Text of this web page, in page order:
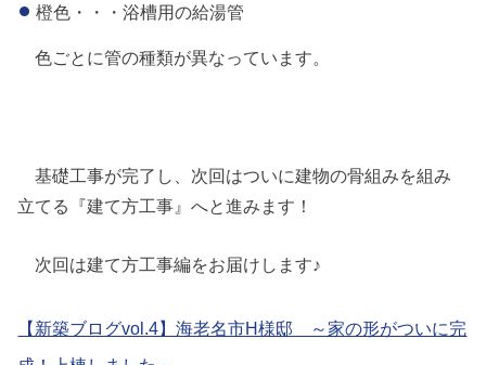
橙色・・・浴槽用の給湯管
色ごとに管の種類が異なっています。
基礎工事が完了し、次回はついに建物の骨組みを組み
立てる『建て方工事』へと進みます！
次回は建て方工事編をお届けします♪
【新築ブログvol.4】海老名市H様邸 ～家の形がついに完